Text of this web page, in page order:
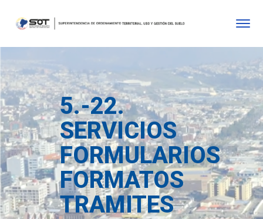
5.-22.
SERVICIOS
FORMULARIOS
FORMATOS
TRAMITES